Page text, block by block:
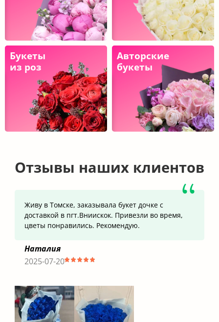
Букеты
из роз
Авторские
букеты
Отзывы наших клиентов
Живу в Томске, заказывала букет дочке с
доставкой в пгт.Вниискок. Привезли во время,
цветы понравились. Рекомендую.
Наталия
2025-07-20